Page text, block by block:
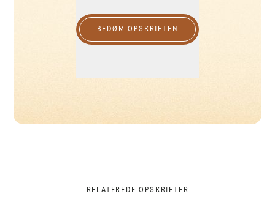
BEDØM OPSKRIFTEN
RELATEREDE OPSKRIFTER